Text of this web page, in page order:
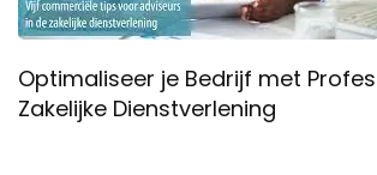
Optimaliseer je Bedrijf met
Zakelijke Dienstverlening